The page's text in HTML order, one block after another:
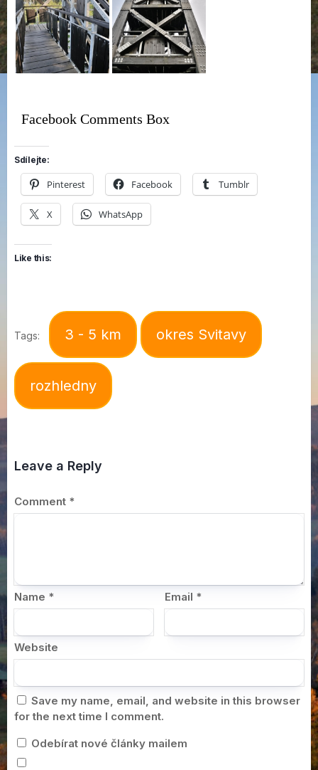
Facebook Comments Box
Sdílejte:
Pinterest Facebook Tumblr
X WhatsApp
Like this:
Tags: 3 - 5 km okres Svitavy
rozhledny
Leave a Reply
Comment *
Name * Email *
Website
Save my name, email, and website in this browser
for the next time I comment.
Odebírat nové články mailem